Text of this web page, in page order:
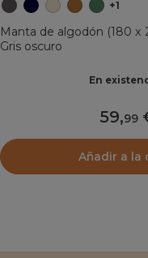
+1
Manta de algodón (180 x
Gris oscuro
En
59,99
Añadir a la